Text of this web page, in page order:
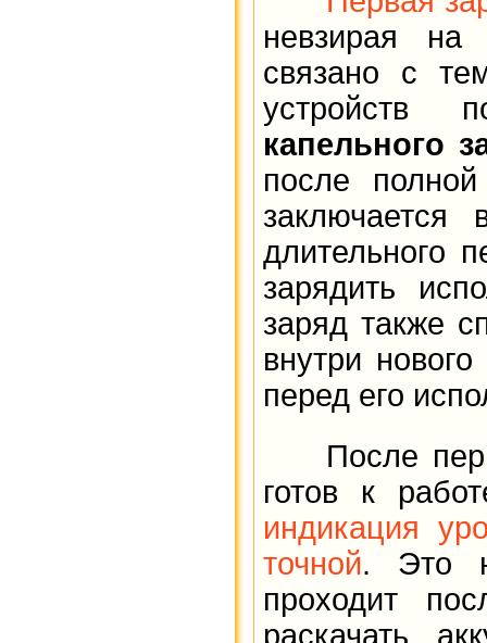
невзирая на
связано с
устройств
капельного
после
длительного
зарядить
заряд также
внутри
перед его
После
готов к
индикация
точной. Это
проходит
раскачать